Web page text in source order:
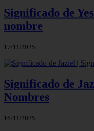
Significado de
nombre
17/11/2025
Significado de
Nombres
16/11/2025